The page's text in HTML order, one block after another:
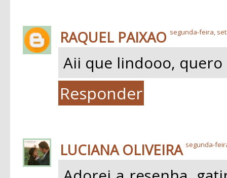
RAQUEL PAIXAO segunda-feira,
Aii que lindooo, quero
Responder
LUCIANA OLIVEIRA segunda-